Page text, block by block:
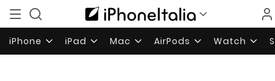
iPhone iPad Mac AirPods Watch